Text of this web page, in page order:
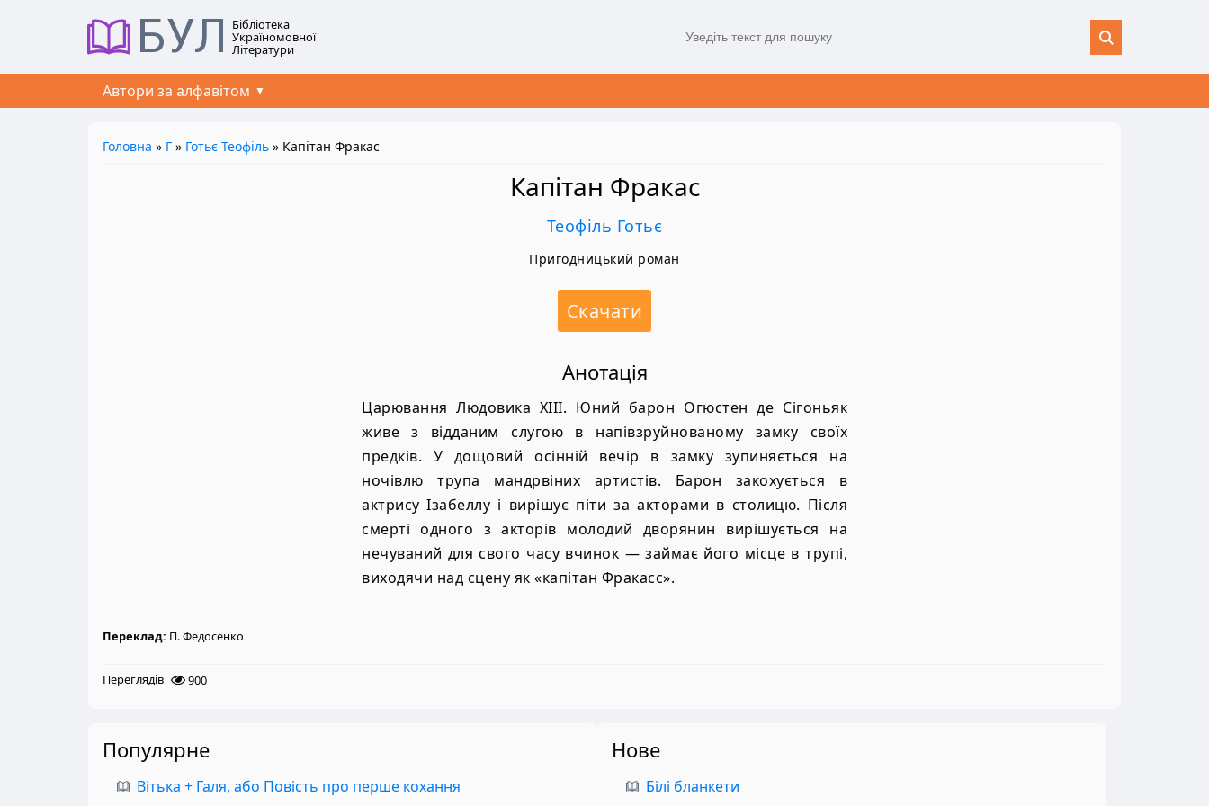
БУЛ Бібліотека
Україномовної
Літератури
Автори за алфавітом
Головна » Г » Готьє Теофіль » Капітан Фракас
Капітан Фракас
Теофіль Готьє
Пригодницький роман
Скачати
Анотація
Царювання Людовика XIII. Юний барон Огюстен де Сігоньяк
живе з відданим слугою в напівзруйнованому замку своїх
предків. У дощовий осінній вечір в замку зупиняється на
ночівлю трупа мандрвіних артистів. Барон закохується в
актрису Ізабеллу і вирішує піти за акторами в столицю. Після
смерті одного з акторів молодий дворянин вирішується на
нечуваний для свого часу вчинок — займає його місце в трупі,
виходячи над сцену як «капітан Фракасс».
Переклад: П. Федосенко
Переглядів 900
Популярне
Вітька + Галя, або Повість про перше кохання
Нове
Білі бланкети